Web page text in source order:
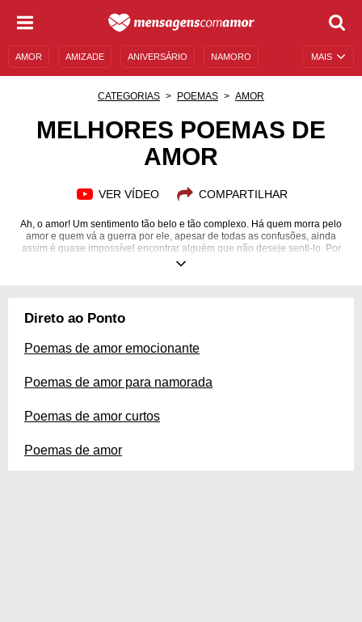
MAIS
AMOR AMIZADE ANIVERSÁRIO NAMORO
MENSAGENS DE ANIVERSÁRIO
CATEGORIAS POEMAS AMOR
MELHORES POEMAS DE
AMOR
VER VÍDEO COMPARTILHAR
Ah, o amor! Um sentimento tão belo e tão complexo. Há quem morra pelo
amor e quem vá a guerra por ele, apesar de todas as confusões, ainda
assim é quase impossível encontrar alguém que não deseje senti-lo. Por
isso, quando pensamos no amor, e no que ele representa, somos tomados
encontrem em um poema de amor verdadeiro e as palavras necessárias
Direto ao Ponto
Poemas de amor emocionante
Poemas de amor para namorada
Poemas de amor curtos
Poemas de amor